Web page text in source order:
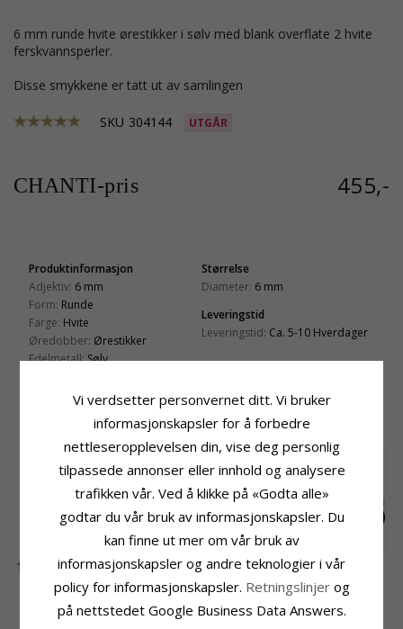
6 mm runde hvite ørestikker i sølv med blank overflate 2 hvite
ferskvannsperler.
Disse smykkene er tatt ut av samlingen
SKU 304144 UTGÅR
CHANTI-pris 455,-
Produktinformasjon
Adjektiv: 6 mm
Form: Runde
Farge: Hvite
Øredobber: Ørestikker
Edelmetall:Sølv
Størrelse
Diameter: 6 mm
Leveringstid
Leveringstid: Ca. 5-10 Hverdager
KUNDER KJØPER OGSÅ
16 x 15 mm Støvring
Design hjerte anheng
i sølv
CHANTI-pris 753,-
6 mm scrouples perle
øredobber i sølv
CHANTI-pris 385,-
Barne NORDAHL
ANDERSEN
sommerfugl
armbånd i rodinert
CHANTI-pris
Vi verdsetter personvernet ditt. Vi bruker
informasjonskapsler for å forbedre
nettleseropplevelsen din, vise deg personlig
tilpassede annonser eller innhold og analysere
trafikken vår. Ved å klikke på «Godta alle»
godtar du vår bruk av informasjonskapsler. Du
kan finne ut mer om vår bruk av
informasjonskapsler og andre teknologier i vår
policy for informasjonskapsler. Retningslinjer og
på nettstedet Google Business Data Answers.